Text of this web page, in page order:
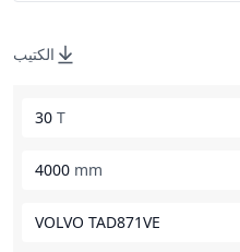
الكتيب
30 T
4000 mm
VOLVO TAD871VE